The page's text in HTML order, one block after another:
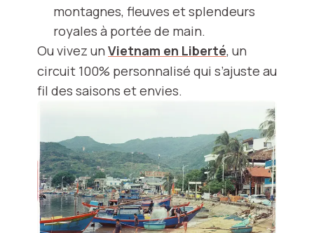
montagnes, fleuves et splendeurs
royales à portée de main.
Ou vivez un Vietnam en Liberté, un
circuit 100% personnalisé qui s’ajuste au
fil des saisons et envies.